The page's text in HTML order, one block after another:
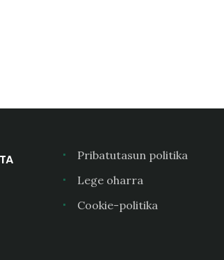
Pribatutasun politika
Lege oharra
Cookie-politika